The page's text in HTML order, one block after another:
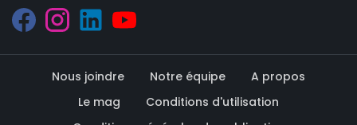
Nous joindre Notre équipe
A propos
Le mag
Conditions d'utilisation